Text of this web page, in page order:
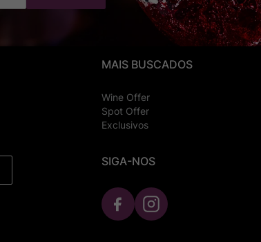
MAIS BUSCADOS
Wine Offer
Spot Offer
Exclusivos
SIGA-NOS